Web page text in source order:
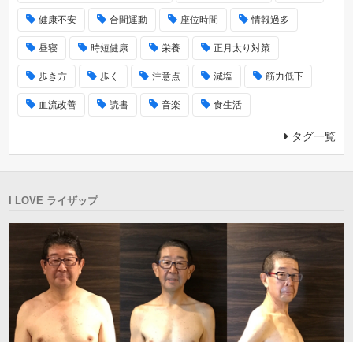
健康不安 合間運動 座位時間 情報過多
昼寝 時短健康 栄養 正月太り対策
歩き方 歩く 注意点 減塩 筋力低下
血流改善 読書 音楽 食生活
タグ一覧
I LOVE ライザップ